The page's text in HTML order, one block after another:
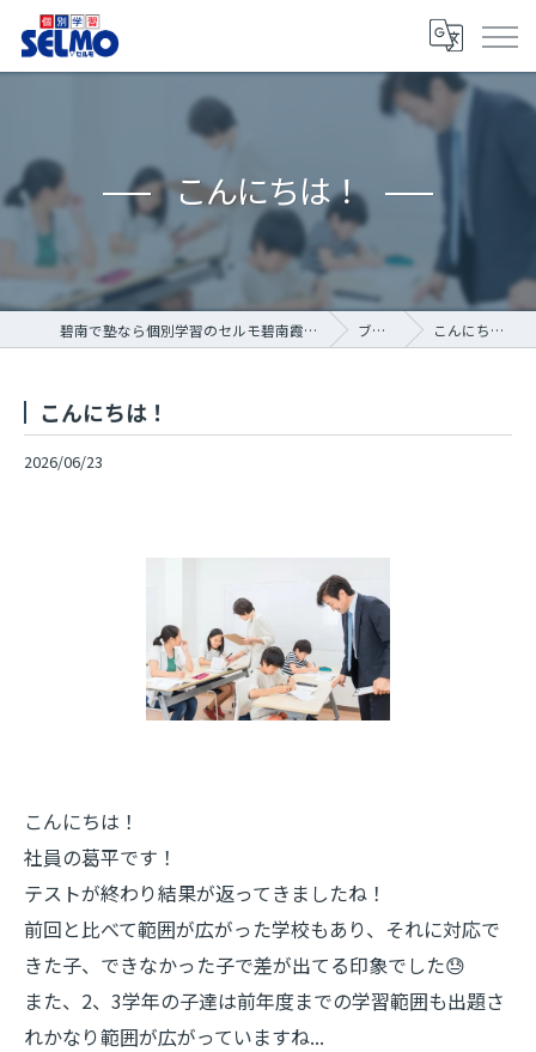
こんにちは！
碧南で塾なら個別学習のセルモ碧南霞浦教室 ブログ こんにちは！
こんにちは！
2026/06/23
こんにちは！
社員の葛平です！
テストが終わり結果が返ってきましたね！
前回と比べて範囲が広がった学校もあり、それに対応で
きた子、できなかった子で差が出てる印象でした😓
また、2、3学年の子達は前年度までの学習範囲も出題さ
れかなり範囲が広がっていますね...